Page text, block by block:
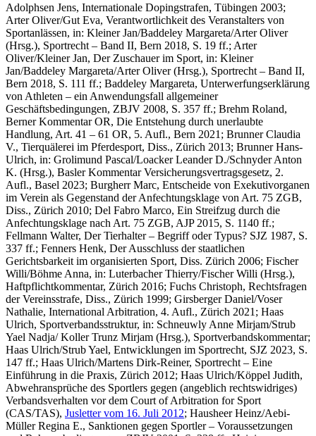
Adolphsen Jens, Internationale Dopingstrafen, Tübingen 2003;
Arter Oliver/Gut Eva, Verantwortlichkeit des Veranstalters von
Sportanlässen, in: Kleiner Jan/Baddeley Margareta/Arter Oliver
(Hrsg.), Sportrecht – Band II, Bern 2018, S. 19 ff.; Arter
Oliver/Kleiner Jan, Der Zuschauer im Sport, in: Kleiner
Jan/Baddeley Margareta/Arter Oliver (Hrsg.), Sportrecht – Band II,
Bern 2018, S. 111 ff.; Baddeley Margareta, Unterwerfungserklärung
von Athleten – ein Anwendungsfall allgemeiner
Geschäftsbedingungen, ZBJV 2008, S. 357 ff.; Brehm Roland,
Berner Kommentar OR, Die Entstehung durch unerlaubte
Handlung, Art. 41 – 61 OR, 5. Aufl., Bern 2021; Brunner Claudia
V., Tierquälerei im Pferdesport, Diss., Zürich 2013; Brunner Hans-
Ulrich, in: Grolimund Pascal/Loacker Leander D./Schnyder Anton
K. (Hrsg.), Basler Kommentar Versicherungsvertragsgesetz, 2.
Aufl., Basel 2023; Burgherr Marc, Entscheide von Exekutivorganen
im Verein als Gegenstand der Anfechtungsklage von Art. 75 ZGB,
Diss., Zürich 2010; Del Fabro Marco, Ein Streifzug durch die
Anfechtungsklage nach Art. 75 ZGB, AJP 2015, S. 1140 ff.;
Fellmann Walter, Der Tierhalter – Begriff oder Typus? SJZ 1987, S.
337 ff.; Fenners Henk, Der Ausschluss der staatlichen
Gerichtsbarkeit im organisierten Sport, Diss. Zürich 2006; Fischer
Willi/Böhme Anna, in: Luterbacher Thierry/Fischer Willi (Hrsg.),
Haftpflichtkommentar, Zürich 2016; Fuchs Christoph, Rechtsfragen
der Vereinsstrafe, Diss., Zürich 1999; Girsberger Daniel/Voser
Nathalie, International Arbitration, 4. Aufl., Zürich 2021; Haas
Ulrich, Sportverbandsstruktur, in: Schneuwly Anne Mirjam/Strub
Yael Nadja/ Koller Trunz Mirjam (Hrsg.), Sportverbandskommentar;
Haas Ulrich/Strub Yael, Entwicklungen im Sportrecht, SJZ 2023, S.
147 ff.; Haas Ulrich/Martens Dirk-Reiner, Sportrecht – Eine
Einführung in die Praxis, Zürich 2012; Haas Ulrich/Köppel Judith,
Abwehransprüche des Sportlers gegen (angeblich rechtswidriges)
Verbandsverhalten vor dem Court of Arbitration for Sport
(CAS/TAS), Jusletter vom 16. Juli 2012; Hausheer Heinz/Aebi-
Müller Regina E., Sanktionen gegen Sportler – Voraussetzungen